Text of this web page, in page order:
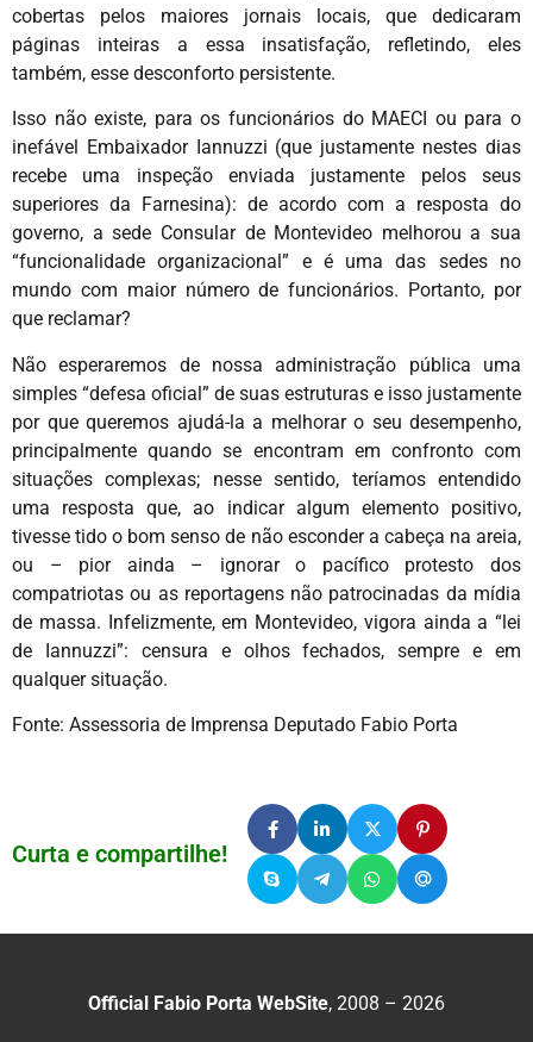
cobertas pelos maiores jornais locais, que dedicaram
páginas inteiras a essa insatisfação, refletindo, eles
também, esse desconforto persistente.
Isso não existe, para os funcionários do MAECI ou para o
inefável Embaixador Iannuzzi (que justamente nestes dias
recebe uma inspeção enviada justamente pelos seus
superiores da Farnesina): de acordo com a resposta do
governo, a sede Consular de Montevideo melhorou a sua
“funcionalidade organizacional” e é uma das sedes no
mundo com maior número de funcionários. Portanto, por
que reclamar?
Não esperaremos de nossa administração pública uma
simples “defesa oficial” de suas estruturas e isso justamente
por que queremos ajudá-la a melhorar o seu desempenho,
principalmente quando se encontram em confronto com
situações complexas; nesse sentido, teríamos entendido
uma resposta que, ao indicar algum elemento positivo,
tivesse tido o bom senso de não esconder a cabeça na areia,
ou – pior ainda – ignorar o pacífico protesto dos
compatriotas ou as reportagens não patrocinadas da mídia
de massa. Infelizmente, em Montevideo, vigora ainda a “lei
de Iannuzzi”: censura e olhos fechados, sempre e em
qualquer situação.
Fonte: Assessoria de Imprensa Deputado Fabio Porta
Curta e compartilhe!
Official Fabio Porta WebSite, 2008 – 2026